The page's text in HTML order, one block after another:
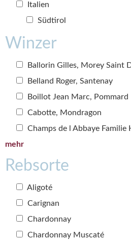
Italien
Südtirol
Winzer
Ballorin Gilles, Morey Saint
Belland Roger, Santenay
Boillot Jean Marc, Pommard
Cabotte, Mondragon
Champs de l Abbaye Familie
mehr
Rebsorte
Aligoté
Carignan
Chardonnay
Chardonnay Muscaté